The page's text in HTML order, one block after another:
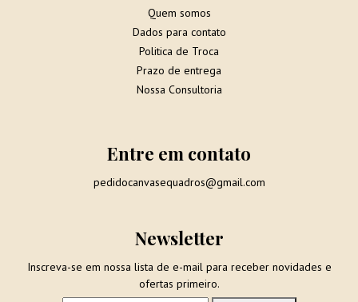
Quem somos
Dados para contato
Politica de Troca
Prazo de entrega
Nossa Consultoria
Entre em contato
pedidocanvasequadros@gmail.com
Newsletter
Inscreva-se em nossa lista de e-mail para receber novidades e
ofertas primeiro.